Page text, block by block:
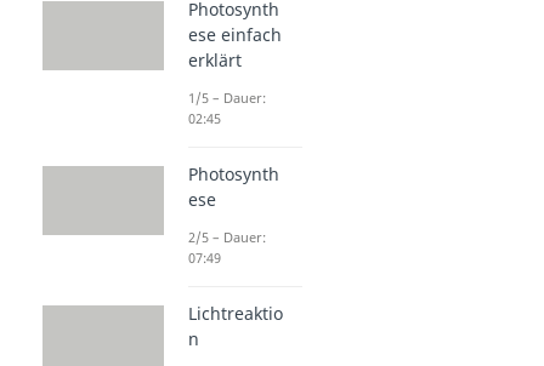
Photosynth
ese einfach
erklärt
1/5 – Dauer:
02:45
Photosynth
ese
2/5 – Dauer:
07:49
Lichtreaktio
n